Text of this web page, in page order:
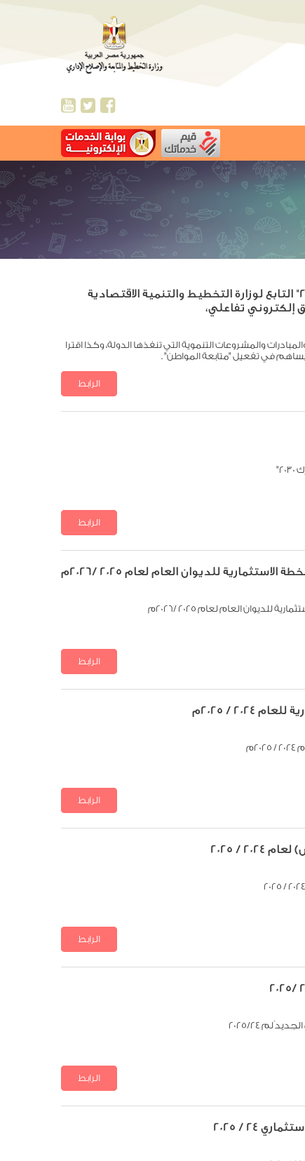
يمكنك تحميل تطبيق "شارك 2030" التابع لوزارة التخطيط والتنمية الاقتصادية
إلكتروني تفاعلي،
والمشروعات التنموية التي تنفذها الدولة، وكذا اقترا
يساهم في تفعيل "متابعة المواطن" .
تنزيل الملف
الرابط
تنزيل الملف
الرابط
للديوان العام لعام 2025 /2026م
العام لعام 2025 /2026م
تنزيل الملف
الرابط
/ 2025م
تنزيل الملف
الرابط
/ 2025
تنزيل الملف
الرابط
ُلم 2025/24
تنزيل الملف
الرابط
24 / 2025